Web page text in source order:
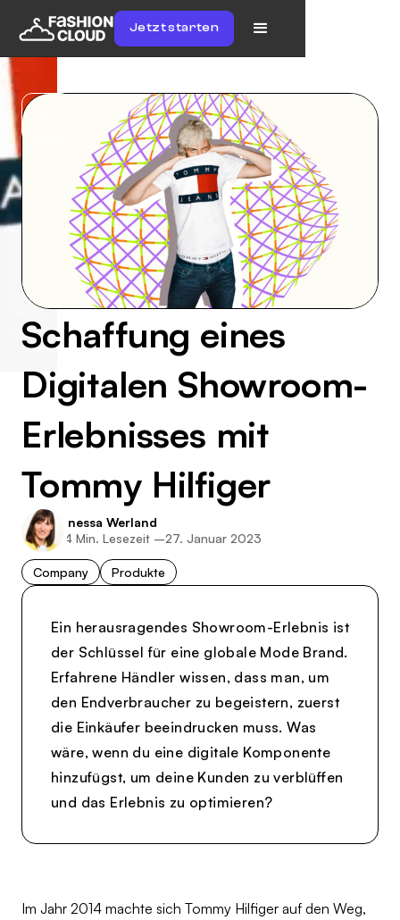
Jetzt starten
Schaffung eines
Digitalen Showroom-
Erlebnisses mit
Tommy Hilfiger
Inessa Werland
4 Min. Lesezeit –27. Januar 2023
Company Produkte
Ein herausragendes Showroom-Erlebnis ist
der Schlüssel für eine globale Mode Brand.
Erfahrene Händler wissen, dass man, um
den Endverbraucher zu begeistern, zuerst
die Einkäufer beeindrucken muss. Was
wäre, wenn du eine digitale Komponente
hinzufügst, um deine Kunden zu verblüffen
und das Erlebnis zu optimieren?
Im Jahr 2014 machte sich Tommy Hilfiger auf den Weg,